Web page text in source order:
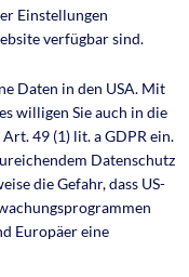
Einstellungen
verfügbar sind.
Daten in den USA. Mit
willigen Sie auch in die
49 (1) lit. a GDPR ein.
Datenschutz
die Gefahr, dass US-
Europäer eine